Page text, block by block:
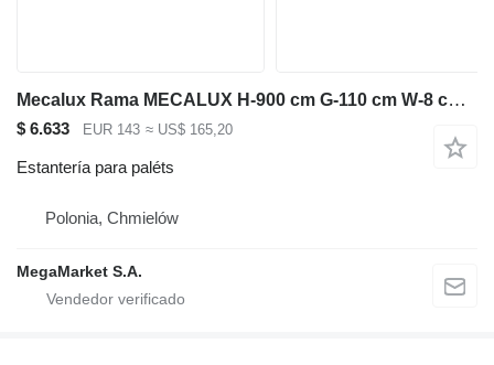
Mecalux Rama MECALUX H-900 cm G-110 cm W-8 cm niebieski używana
$ 6.633 EUR 143 ≈ US$ 165,20
Estantería para paléts
Polonia, Chmielów
MegaMarket S.A.